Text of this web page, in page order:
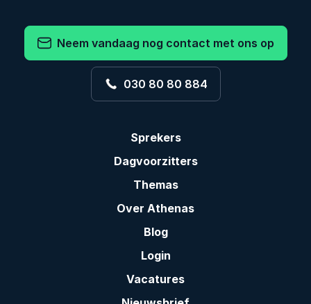
Neem vandaag nog contact met ons op
030 80 80 884
Sprekers
Dagvoorzitters
Themas
Over Athenas
Blog
Login
Vacatures